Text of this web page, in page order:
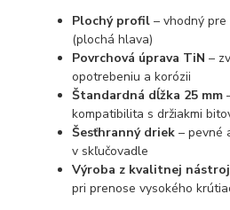
Plochý profil – vhodný
(plochá hlava)
Povrchová úprava TiN –
opotrebeniu a korózii
Štandardná dĺžka 25 mm
kompatibilita s držiakmi
Šesťhranný driek – pevné
v skľučovadle
Výroba z kvalitnej
pri prenose vysokého